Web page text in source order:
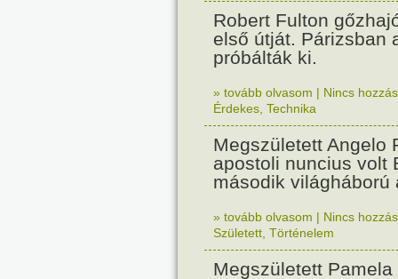
Robert Fulton
első útját. Párizsban
próbálták ki.
» tovább olvasom | Nincs
Érdekes Technika
Megszületett Angelo
apostoli nuncius volt
második világháború
» tovább olvasom | Nincs
Született Történelem
Megszületett Pamela